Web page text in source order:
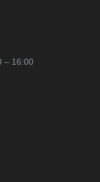
– 16:00